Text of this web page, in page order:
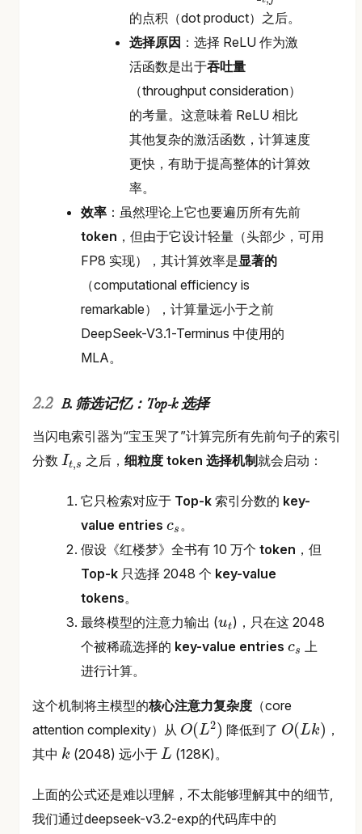
qt,jI
ksI
的点积（dot product）之后。
选择原因 ：选择 ReLU 作为激
活函数是出于吞吐量
（throughput consideration）
的考量。这意味着 ReLU 相比
其他复杂的激活函数，计算速度
更快，有助于提高整体的计算效
率。
效率 ：虽然理论上它也要遍历所有先前
token ，但由于它设计轻量（头部少，可用
FP8 实现），其计算效率是显著的
（computational efficiency is
remarkable），计算量远小于之前
DeepSeek-V3.1-Terminus 中使用的
MLA。
B. 筛选记忆：Top-k 选择
当闪电索引器为“宝玉哭了”计算完所有先前句子的索引
分数 It,s 之后，细粒度 token 选择机制就会启动：
它只检索对应于 Top-k 索引分数的 key-
value entries cs
cs
。
假设《红楼梦》全书有 10 万个 token ，但
Top-k 只选择 2048 个 key-value
tokens。
最终模型的注意力输出 (ut
ut
)，只在这 2048
个被稀疏选择的 key-value entries cs
cs
上
进行计算。
这个机制将主模型的核心注意力复杂度 （core
attention complexity）从 O(L2)
O(L2 )
降低到了 O(Lk)
O(Lk )
，
其中 k (2048) 远小于L (128K)。
上面的公式还是难以理解，不太能够理解其中的细节,
我们通过deepseek-v3.2-exp的代码库中的